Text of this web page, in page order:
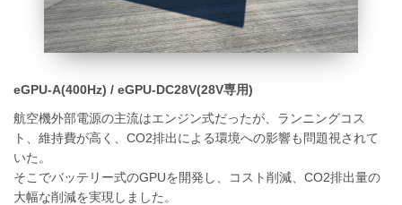
eGPU-A(400Hz) / eGPU-DC28V(28V専用)
航空機外部電源の主流はエンジン式だったが、ランニングコス
ト、維持費が高く、CO2排出による環境への影響も問題視されて
いた。
そこでバッテリー式のGPUを開発し、コスト削減、CO2排出量の
大幅な削減を実現しました。